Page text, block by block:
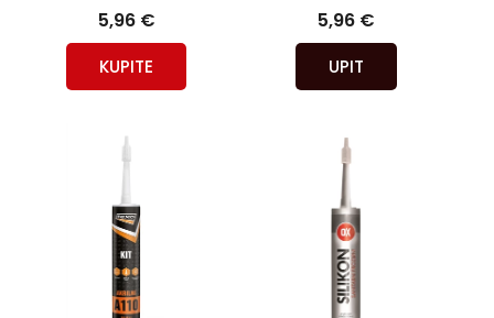
5,96 €
KUPITE
5,96 €
UPIT